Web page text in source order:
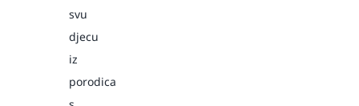
svu
djecu
iz
porodica